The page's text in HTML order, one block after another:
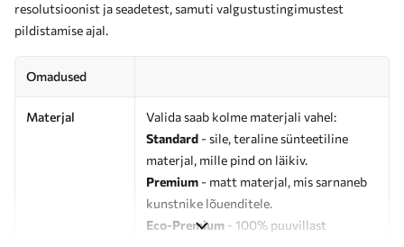
resolutsioonist ja seadetest, samuti valgustustingimustest
pildistamise ajal.
Omadused
Materjal
Valida saab kolme materjali vahel:
Standard - sile, teraline sünteetiline
materjal, mille pind on läikiv.
Premium - matt materjal, mis sarnaneb
kunstnike lõuenditele.
Eco-Premium - 100% puuvillast